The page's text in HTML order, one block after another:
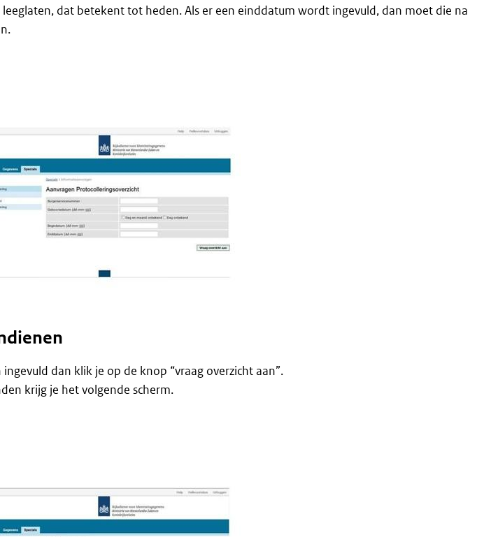
dat betekent tot heden. Als er een einddatum wordt ingevuld, dan moet die na
ingevuld dan klik je op de knop “vraag overzicht aan”.
krijg je het volgende scherm.